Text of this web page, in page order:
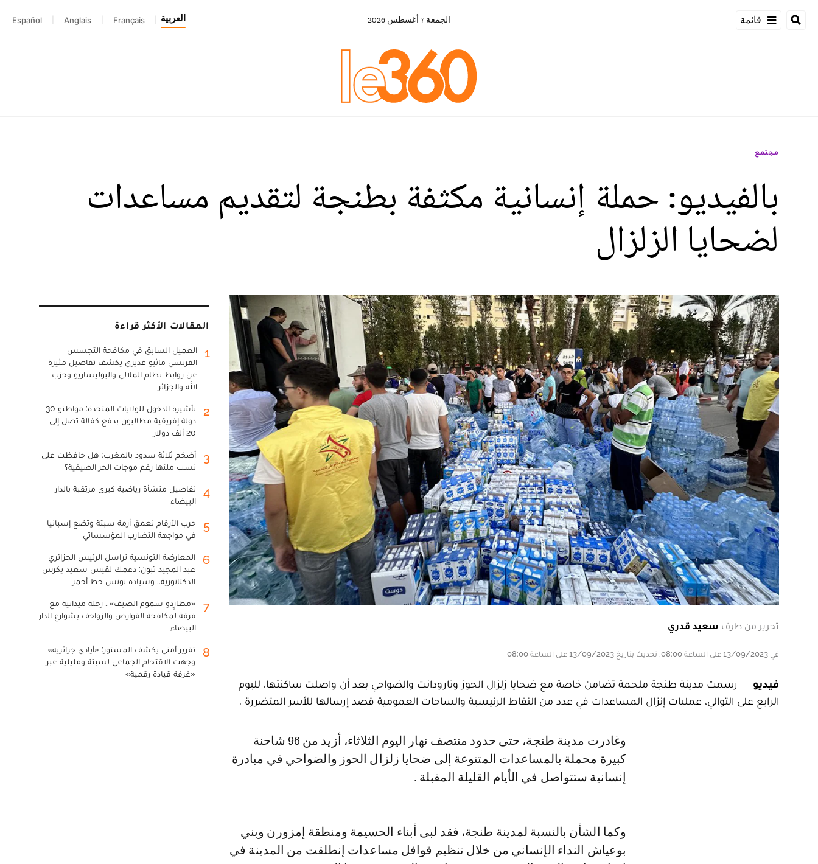
قائمة الجمعة 7 أغسطس 2026 العربية Français
Anglais
Español
مجتمع
بالفيديو: حملة إنسانية مكثفة بطنجة لتقديم مساعدات
لضحايا الزلزال
تحرير من طرف سعيد قدري
في 13/09/2023 على الساعة 08:00, تحديث بتاريخ 13/09/2023 على الساعة 08:00
فيديو
رسمت مدينة طنجة ملحمة تضامن خاصة مع ضحايا زلزال الحوز وتارودانت والضواحي بعد أن واصلت ساكنتها، لليوم
الرابع على التوالي، عمليات إنزال المساعدات في عدد من النقاط الرئيسية والساحات العمومية قصد إرسالها للأسر المتضررة .
وغادرت مدينة طنجة، حتى حدود منتصف نهار اليوم الثلاثاء، أزيد من 96 شاحنة
كبيرة محملة بالمساعدات المتنوعة إلى ضحايا زلزال الحوز والضواحي في مبادرة
إنسانية ستتواصل في الأيام القليلة المقبلة .
وكما الشأن بالنسبة لمدينة طنجة، فقد لبى أبناء الحسيمة ومنطقة إمزورن وبني
بوعياش النداء الإنساني من خلال تنظيم قوافل مساعدات إنطلقت من المدينة في
المقالات الأكثر قراءة
1
العميل السابق في مكافحة التجسس
الفرنسي ماثيو غديري يكشف تفاصيل مثيرة
عن روابط نظام الملالي والبوليساريو وحزب
الله والجزائر
2
تأشيرة الدخول للولايات المتحدة: مواطنو 30
دولة إفريقية مطالبون بدفع كفالة تصل إلى
20 ألف دولار
3
أضخم ثلاثة سدود بالمغرب: هل حافظت على
نسب ملئها رغم موجات الحر الصيفية؟
4
تفاصيل منشأة رياضية كبرى مرتقبة بالدار
البيضاء
5
حرب الأرقام تعمق أزمة سبتة وتضع إسبانيا
في مواجهة التضارب المؤسساتي
6
المعارضة التونسية تراسل الرئيس الجزائري
عبد المجيد تبون: دعمك لقيس سعيد يكرس
الدكتاتورية.. وسيادة تونس خط أحمر
7
«مطارِدو سموم الصيف».. رحلة ميدانية مع
فرقة لمكافحة القوارض والزواحف بشوارع الدار
البيضاء
8
تقرير أمني يكشف المستور: «أيادي جزائرية»
وجهت الاقتحام الجماعي لسبتة ومليلية عبر
«غرفة قيادة رقمية»